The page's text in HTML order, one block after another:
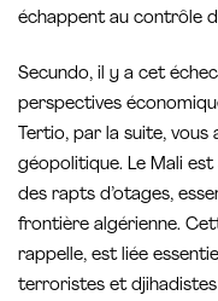
échappent au contrôle
Secundo, il y a cet
perspectives
Tertio, par la suite,
géopolitique. Le Mali
des rapts d’otages,
frontière algérienne.
rappelle, est liée
terroristes et